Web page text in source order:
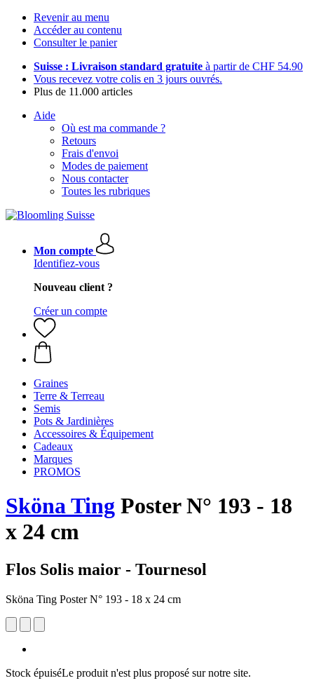
Revenir au menu
Accéder au contenu
Consulter le panier
Suisse : Livraison standard gratuite à partir de CHF 54.90
Vous recevez votre colis en 3 jours ouvrés.
Plus de 11.000 articles
Aide
Où est ma commande ?
Retours
Frais d'envoi
Modes de paiement
Nous contacter
Toutes les rubriques
Mon compte
Identifiez-vous
Nouveau client ?
Créer un compte
Graines
Terre & Terreau
Semis
Pots & Jardinières
Accessoires & Équipement
Cadeaux
Marques
PROMOS
Sköna Ting Poster N° 193 - 18
x 24 cm
Flos Solis maior - Tournesol
Sköna Ting Poster N° 193 - 18 x 24 cm
Stock épuiséLe produit n'est plus proposé sur notre site.